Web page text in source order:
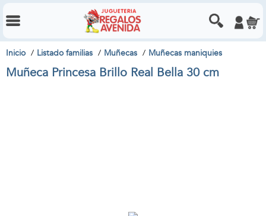
Inicio Listado familias Muñecas Muñecas maniquies
Muñeca Princesa Brillo Real Bella 30 cm